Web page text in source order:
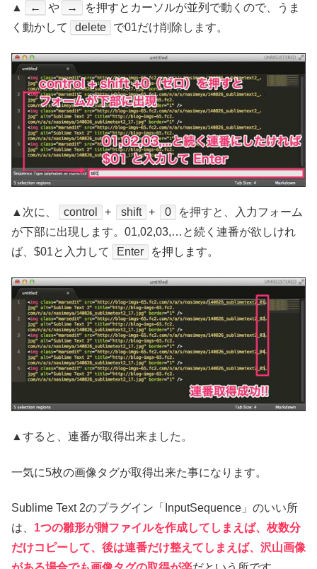
▲ ← や →
を押すとカーソルが並列で動くので、うま
く動かして
delete で01だけ削除します。
▲次に、 control + shift + 0
を押すと、入力フォーム
が下部に出現します。01,02,03,…と続く連番が欲しけれ
ば、$01と入力して
Enter を押します。
▲すると、連番が取得出来ました。
一気に5枚の画像タグが取得出来た事になります。
Sublime Text 2のプラグイン「InputSequence」のいい所
は、 1つの雛形が贈ファイルを作成してしまえば、枚数分
だけコピーして、後は連番だけ整えてしまえば、沢山画像